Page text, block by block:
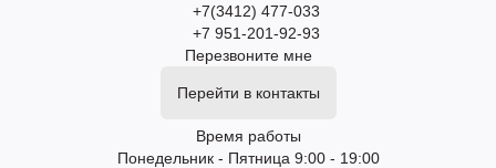
+7(3412) 477-033
+7 951-201-92-93
Перезвоните мне
Перейти в контакты
Время работы
Понедельник - Пятница 9:00 - 19:00